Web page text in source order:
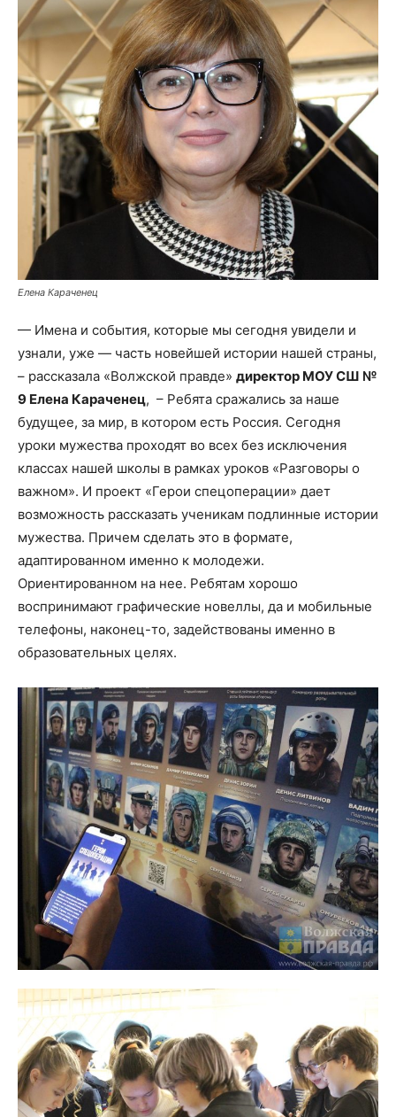
Елена Караченец
— Имена и события, которые мы сегодня увидели и
узнали, уже — часть новейшей истории нашей страны,
– рассказала «Волжской правде» директор МОУ СШ №
9 Елена Караченец, – Ребята сражались за наше
будущее, за мир, в котором есть Россия. Сегодня
уроки мужества проходят во всех без исключения
классах нашей школы в рамках уроков «Разговоры о
важном». И проект «Герои спецоперации» дает
возможность рассказать ученикам подлинные истории
мужества. Причем сделать это в формате,
адаптированном именно к молодежи.
Ориентированном на нее. Ребятам хорошо
воспринимают графические новеллы, да и мобильные
телефоны, наконец-то, задействованы именно в
образовательных целях.